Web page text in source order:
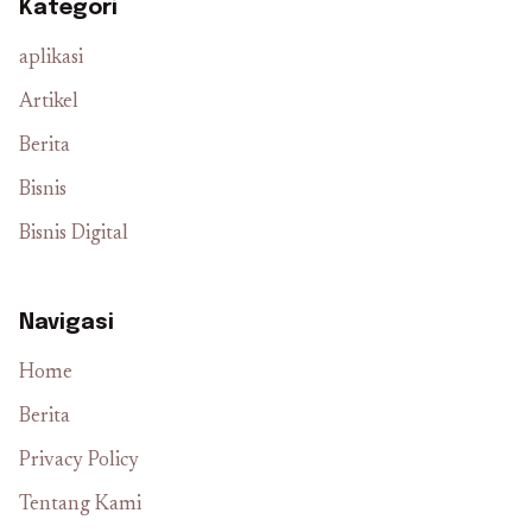
Kategori
aplikasi
Artikel
Berita
Bisnis
Bisnis Digital
Navigasi
Home
Berita
Privacy Policy
Tentang Kami